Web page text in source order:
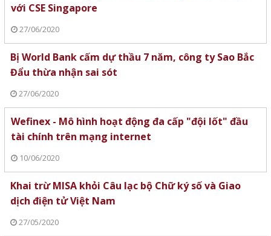
với CSE Singapore
27/06/2020
Bị World Bank cấm dự thầu 7 năm, công ty Sao Bắc
Đẩu thừa nhận sai sót
27/06/2020
Wefinex - Mô hình hoạt động đa cấp "đội lốt" đầu
tài chính trên mạng internet
10/06/2020
Khai trừ MISA khỏi Câu lạc bộ Chữ ký số và Giao
dịch điện tử Việt Nam
27/05/2020